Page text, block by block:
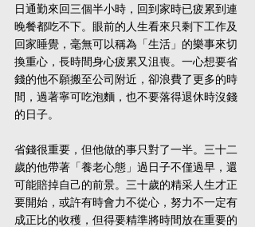
日通勤來回三個半小時，回到家時已疲累到連
晚餐都吃不下。眼前的人生看來只剩下工作及
回家睡覺，毫無可以稱為「生活」的樂事來切
換重心，長時間身心疲累又沮喪。一心想要省
錢的他不願搬至公司附近，卻浪費了更多的時
間，過著寧可吃泡麵，也不要落得退休時沒錢
的日子。
省錢很重要，但他做的事只對了一半。三十二
歲的他帶著「養老心態」過日子不僅過早，還
可能賠掉自己的前景。三十歲的精采人生才正
要開始，或許有時會力不從心，努力不一定有
成正比的收穫，但得要精準將時間放在重要的